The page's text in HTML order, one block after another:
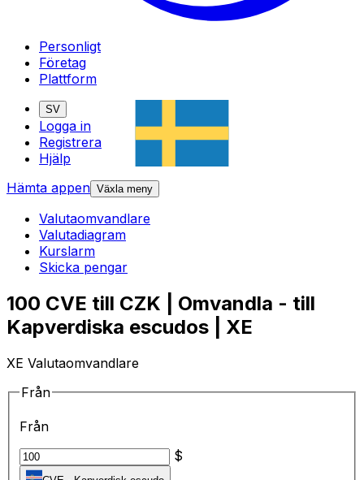
Personligt
Företag
Plattform
SV
Logga in
Registrera
Hjälp
Hämta appen Växla meny
Valutaomvandlare
Valutadiagram
Kurslarm
Skicka pengar
100 CVE till CZK | Omvandla - till
Kapverdiska escudos | XE
XE Valutaomvandlare
Från
Från
$